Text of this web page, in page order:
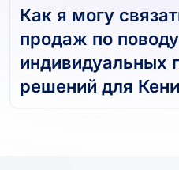
Как я могу
продаж по поводу
индивидуальных